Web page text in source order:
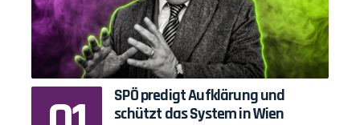
SPÖ predigt Aufklärung und
schützt das System in Wien